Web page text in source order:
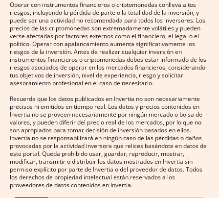
Operar con instrumentos financieros o criptomonedas conlleva altos
riesgos, incluyendo la pérdida de parte o la totalidad de la inversión, y
puede ser una actividad no recomendada para todos los inversores. Los
precios de las criptomonedas son extremadamente volátiles y pueden
verse afectadas por factores externos como el financiero, el legal o el
político. Operar con apalancamiento aumenta significativamente los
riesgos de la inversión. Antes de realizar cualquier inversión en
instrumentos financieros o criptomonedas debes estar informado de los
riesgos asociados de operar en los mercados financieros, considerando
tus objetivos de inversión, nivel de experiencia, riesgo y solicitar
asesoramiento profesional en el caso de necesitarlo.
Recuerda que los datos publicados en Invertia no son necesariamente
precisos ni emitidos en tiempo real. Los datos y precios contenidos en
Invertia no se proveen necesariamente por ningún mercado o bolsa de
valores, y pueden diferir del precio real de los mercados, por lo que no
son apropiados para tomar decisión de inversión basados en ellos.
Invertia no se responsabilizará en ningún caso de las pérdidas o daños
provocadas por la actividad inversora que relices basándote en datos de
este portal. Queda prohibido usar, guardar, reproducir, mostrar,
modificar, transmitir o distribuir los datos mostrados en Invertia sin
permiso explícito por parte de Invertia o del proveedor de datos. Todos
los derechos de propiedad intelectual están reservados a los
proveedores de datos contenidos en Invertia.